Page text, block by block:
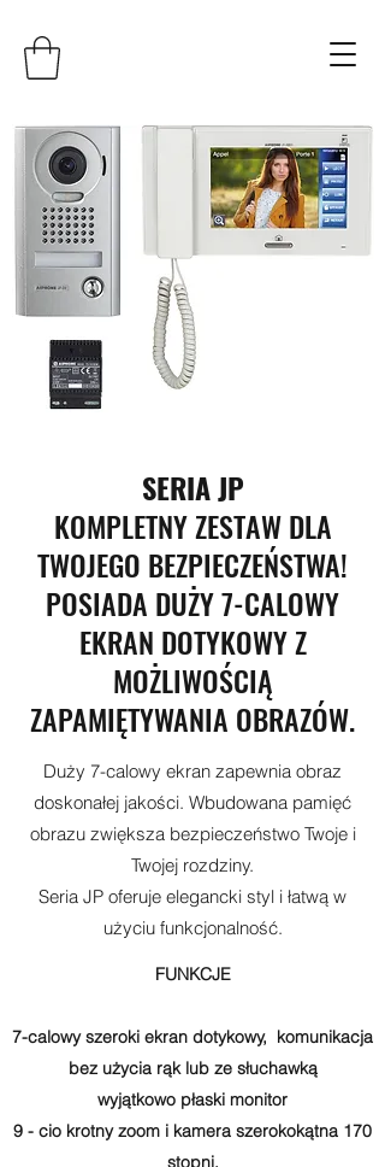
SERIA JP
KOMPLETNY ZESTAW DLA
TWOJEGO BEZPIECZEŃSTWA!
POSIADA DUŻY 7-CALOWY
EKRAN DOTYKOWY Z
MOŻLIWOŚCIĄ
ZAPAMIĘTYWANIA OBRAZÓW.
Duży 7-calowy ekran zapewnia obraz
doskonałej jakości. Wbudowana pamięć
obrazu zwiększa bezpieczeństwo Twoje i
Twojej rozdziny.
Seria JP oferuje elegancki styl i łatwą w
użyciu funkcjonalność.
FUNKCJE
7-calowy szeroki ekran dotykowy, komunikacja
bez użycia rąk lub ze słuchawką
wyjątkowo płaski monitor
9 - cio krotny zoom i kamera szerokokątna 170
stopni,